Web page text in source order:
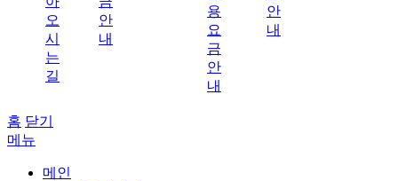
오
시
는
길
안
내
용
요
금
안
내
안
내
홈 닫기
메뉴
메인